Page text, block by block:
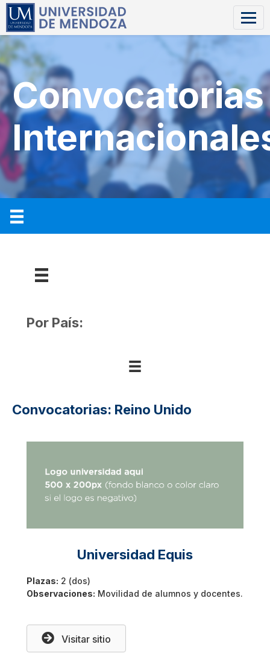
Convocatorias
Por País:
Convocatorias: Reino Unido
Universidad Equis
Plazas: 2 (dos)
Observaciones: Movilidad de alumnos y docentes.
Visitar sitio